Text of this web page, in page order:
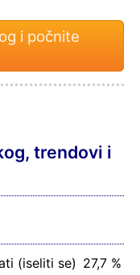
i počnite
trendovi i
(iseliti se) 27,7 %